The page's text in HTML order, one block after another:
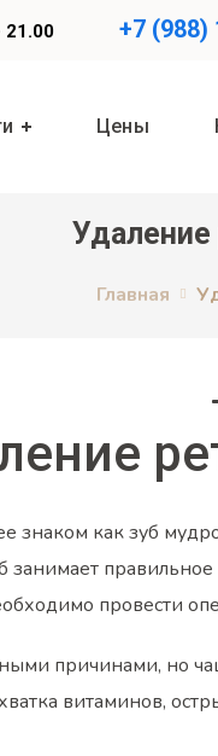
21.00 +7 (988)
Цены
Удаление
Главная
как зуб
занимает
провести
причинами, но
витаминов,